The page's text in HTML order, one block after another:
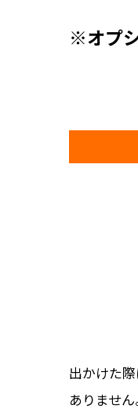
※オプ
出かけた
ありませ